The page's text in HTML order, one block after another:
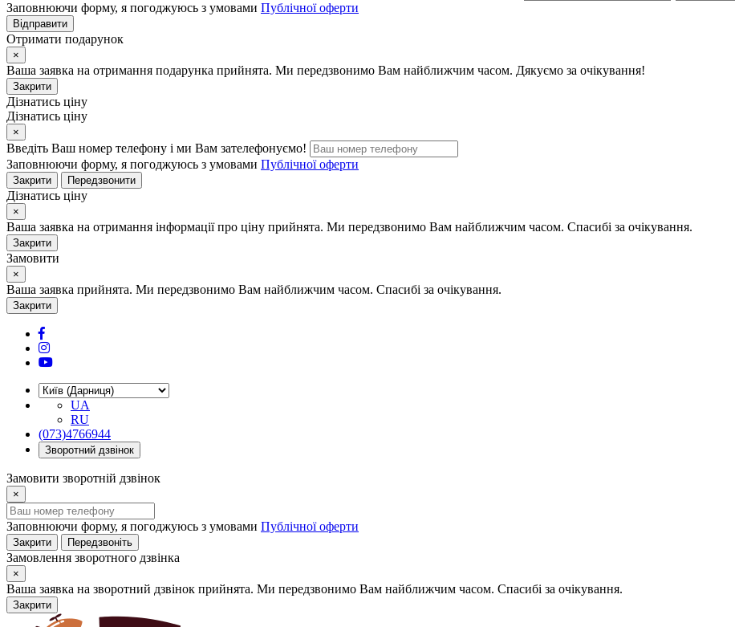
Заповнюючи форму, я погоджуюсь з умовами Публічної оферти
Відправити
Отримати подарунок
×
Ваша заявка на отримання подарунка прийнята. Ми передзвонимо Вам найближчим часом. Дякуємо за очікування!
Закрити
Дізнатись ціну
Дізнатись ціну
×
Введіть Ваш номер телефону і ми Вам зателефонуємо!
Заповнюючи форму, я погоджуюсь з умовами Публічної оферти
Закрити Передзвонити
Дізнатись ціну
×
Ваша заявка на отримання інформації про ціну прийнята. Ми передзвонимо Вам найближчим часом. Спасибі за очікування.
Закрити
Замовити
×
Ваша заявка прийнята. Ми передзвонимо Вам найближчим часом. Спасибі за очікування.
Закрити
UA
RU
(073)4766944
Зворотний дзвінок
Замовити зворотній дзвінок
×
Заповнюючи форму, я погоджуюсь з умовами Публічної оферти
Закрити Передзвоніть
Замовлення зворотного дзвінка
×
Ваша заявка на зворотний дзвінок прийнята. Ми передзвонимо Вам найближчим часом. Спасибі за очікування.
Закрити